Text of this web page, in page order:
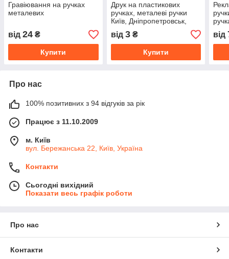
Гравіювання на ручках
металевих
від 24 ₴
Купити
Друк на пластикових
ручках, металеві ручки
Київ, Дніпропетровськ,
Запоріжжя
від 3₴
Купити
від
Про нас
100% позитивних з 94 відгуків за рік
Працює з 11.10.2009
м. Київ
вул. Бережанська 22, Київ, Україна
Контакти
Сьогодні вихідний
Показати весь графік роботи
Про нас
Контакти